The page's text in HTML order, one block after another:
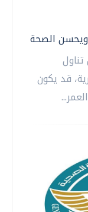
ويحسن الصحة
قد يكون